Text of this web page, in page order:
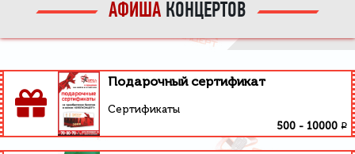
АФИША КОНЦЕРТОВ
Подарочный сертификат
Сертификаты
500 - 10000 ₽